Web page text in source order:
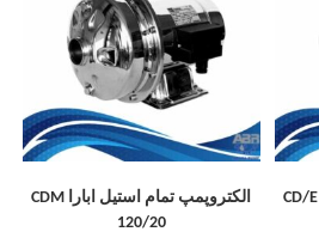
الکتروپمپ تمام استیل ابارا CD/E
الکتروپمپ تمام استیل ابارا CDM
120/20